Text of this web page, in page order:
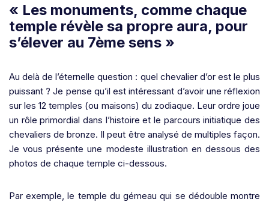
« Les monuments, comme chaque
temple révèle sa propre aura, pour
s’élever au 7ème sens »
Au delà de l’éternelle question : quel chevalier d’or est le plus
puissant ? Je pense qu’il est intéressant d’avoir une réflexion
sur les 12 temples (ou maisons) du zodiaque. Leur ordre joue
un rôle primordial dans l’histoire et le parcours initiatique des
chevaliers de bronze. Il peut être analysé de multiples façon.
Je vous présente une modeste illustration en dessous des
photos de chaque temple ci-dessous.
Par exemple, le temple du gémeau qui se dédouble montre